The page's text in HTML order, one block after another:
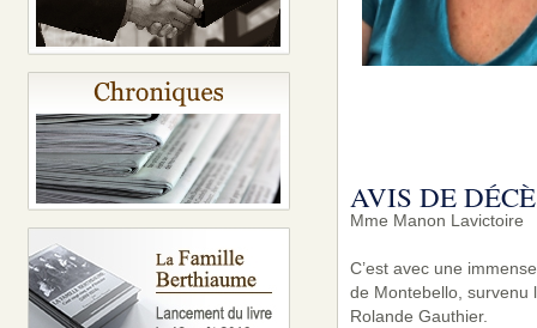
AVIS DE
Mme Manon Lavictoire
C’est avec une
de Montebello, survenu
Rolande Gauthier.